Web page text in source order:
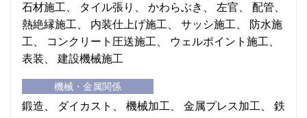
石材施工
タイル張り かわらぶき 左官
配管
熱絶縁施工
内装仕上げ施工 サッシ施工
防水施
工
コンクリート圧送施工
ウェルポイント施工
表装
建設機械施工
機械・金属関係
鍛造 ダイカスト 機械加工 金属プレス加工
鉄